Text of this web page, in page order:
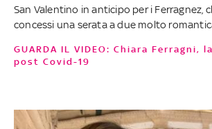
San Valentino in anticipo per i Ferragnez,
concessi una serata a due molto
GUARDA IL VIDEO: Chiara Ferragni, la prima uscita
post Covid-19